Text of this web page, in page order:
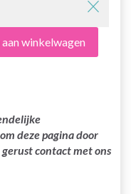
winkelwagen
deze pagina door
gerust contact met ons